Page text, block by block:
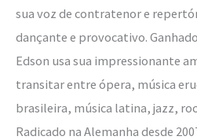
sua voz de contratenor e
dançante e provocativo.
Edson usa sua impressionante
transitar entre ópera, música
brasileira, música latina, jazz,
Radicado na Alemanha desde